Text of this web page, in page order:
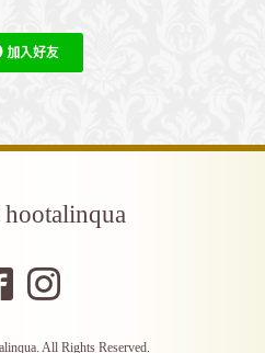
. All Rights Reserved.